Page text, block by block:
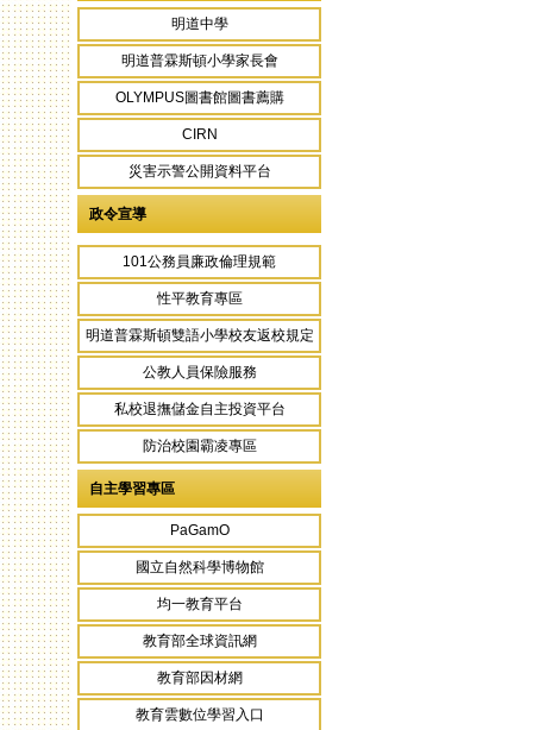
明道中學
明道普霖斯頓小學家長會
OLYMPUS圖書館圖書薦購
CIRN
災害示警公開資料平台
政令宣導
101公務員廉政倫理規範
性平教育專區
明道普霖斯頓雙語小學校友返校規定
公教人員保險服務
私校退撫儲金自主投資平台
防治校園霸凌專區
自主學習專區
PaGamO
國立自然科學博物館
均一教育平台
教育部全球資訊網
教育部因材網
教育雲數位學習入口